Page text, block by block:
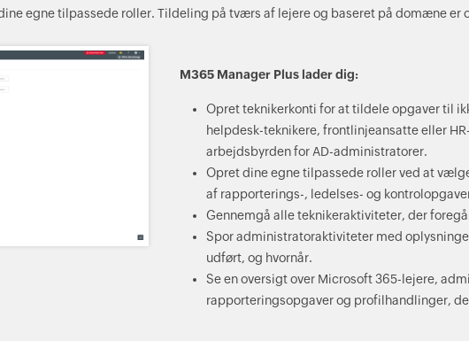
egne tilpassede roller. Tildeling på tværs af lejere og baseret på domæne er
M365 Manager Plus lader dig:
Opret teknikerkonti for at tildele opgaver til
helpdesk-teknikere, frontlinjeansatte eller
arbejdsbyrden for AD-administratorer.
Opret dine egne tilpassede roller ved at
af rapporterings-, ledelses- og
Gennemgå alle teknikeraktiviteter, der
Spor administratoraktiviteter med
udført, og hvornår.
Se en oversigt over Microsoft 365-lejere,
rapporteringsopgaver og profilhandlinger,